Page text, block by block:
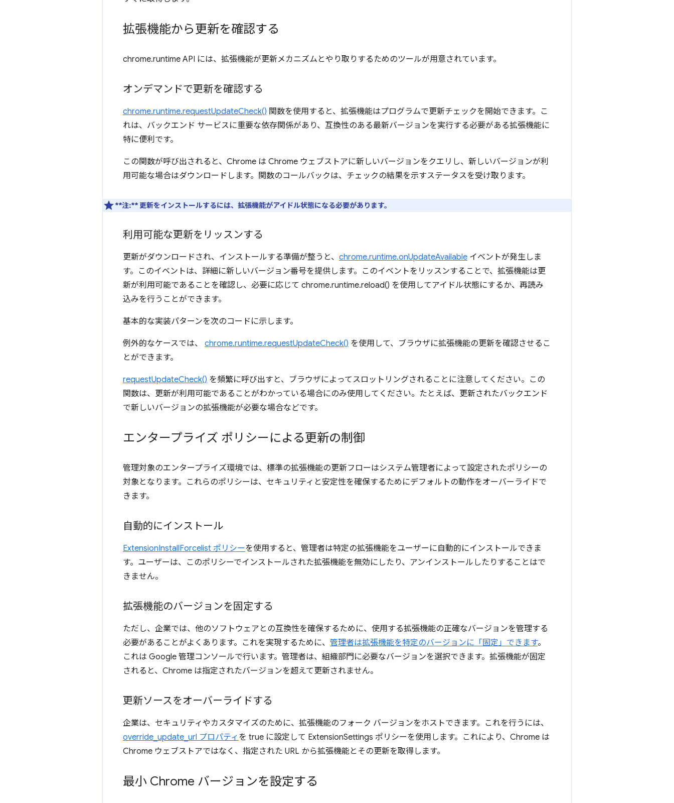
拡張機能から更新を確認する
chrome.runtime API には、拡張機能が更新メカニズムとやり取りするためのツールが用意されています。
オンデマンドで更新を確認する
chrome.runtime.requestUpdateCheck() 関数を使用すると、拡張機能はプログラムで更新チェックを開始できます。こ
れは、バックエンド サービスに重要な依存関係があり、互換性のある最新バージョンを実行する必要がある拡張機能に
特に便利です。
この関数が呼び出されると、Chrome は Chrome ウェブストアに新しいバージョンをクエリし、新しいバージョンが利
用可能な場合はダウンロードします。関数のコールバックは、チェックの結果を示すステータスを受け取ります。
**注:**更新をインストールするには、拡張機能がアイドル状態になる必要があります。
利用可能な更新をリッスンする
更新がダウンロードされ、インストールする準備が整うと、 chrome.runtime.onUpdateAvailable イベントが発生しま
す。このイベントは、詳細に新しいバージョン番号を提供します。このイベントをリッスンすることで、拡張機能は更
新が利用可能であることを確認し、必要に応じて chrome.runtime.reload() を使用してアイドル状態にするか、再読み
込みを行うことができます。
基本的な実装パターンを次のコードに示します。
例外的なケースでは、 chrome.runtime.requestUpdateCheck() を使用して、ブラウザに拡張機能の更新を確認させるこ
とができます。
requestUpdateCheck() を頻繁に呼び出すと、ブラウザによってスロットリングされることに注意してください。この
関数は、更新が利用可能であることがわかっている場合にのみ使用してください。たとえば、更新されたバックエンド
で新しいバージョンの拡張機能が必要な場合などです。
エンタープライズ ポリシーによる更新の制御
管理対象のエンタープライズ環境では、標準の拡張機能の更新フローはシステム管理者によって設定されたポリシーの
対象となります。これらのポリシーは、セキュリティと安定性を確保するためにデフォルトの動作をオーバーライドで
きます。
自動的にインストール
ExtensionInstallForcelist ポリシーを使用すると、管理者は特定の拡張機能をユーザーに自動的にインストールできま
す。ユーザーは、このポリシーでインストールされた拡張機能を無効にしたり、アンインストールしたりすることはで
きません。
拡張機能のバージョンを固定する
ただし、企業では、他のソフトウェアとの互換性を確保するために、使用する拡張機能の正確なバージョンを管理する
必要があることがよくあります。これを実現するために、 管理者は拡張機能を特定のバージョンに「固定」できます。
これは Google 管理コンソールで行います。管理者は、組織部門に必要なバージョンを選択できます。拡張機能が固定
されると、Chrome は指定されたバージョンを超えて更新されません。
更新ソースをオーバーライドする
企業は、セキュリティやカスタマイズのために、拡張機能のフォーク バージョンをホストできます。これを行うには、
override_update_url プロパティ を true に設定して ExtensionSettings ポリシーを使用します。これにより、Chrome は
Chrome ウェブストアではなく、指定された URL から拡張機能とその更新を取得します。
最小 Chrome バージョンを設定する